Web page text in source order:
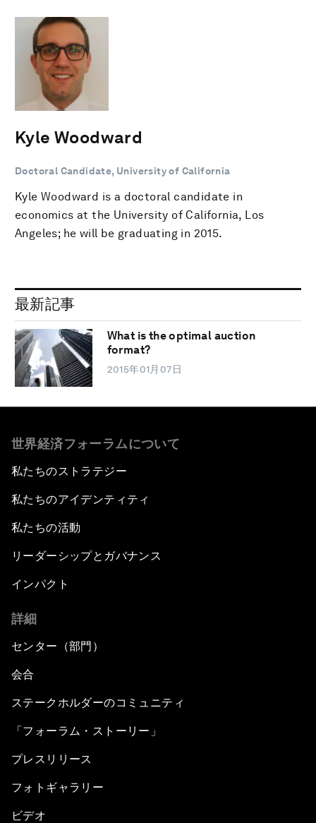
Kyle Woodward
Doctoral Candidate, University of California
Kyle Woodward is a doctoral candidate in
economics at the University of California, Los
Angeles; he will be graduating in 2015.
最新記事
What is the optimal auction
format?
2015年01月07日
世界経済フォーラムについて
私たちのストラテジー
私たちのアイデンティティ
私たちの活動
リーダーシップとガバナンス
インパクト
詳細
センター（部門）
会合
ステークホルダーのコミュニティ
「フォーラム・ストーリー」
プレスリリース
フォトギャラリー
ビデオ